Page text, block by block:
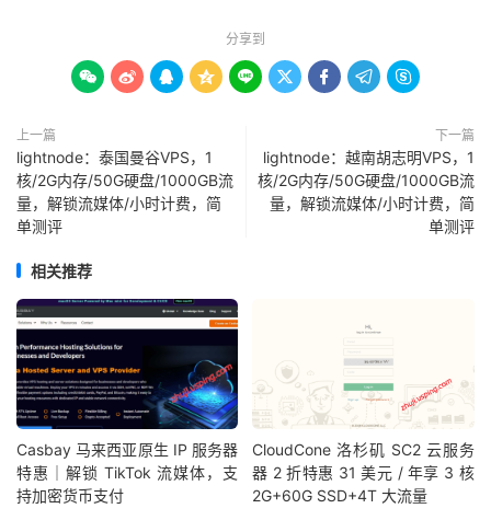
分享到
        
上一篇
lightnode：泰国曼谷VPS，1
核/2G内存/50G硬盘/1000GB流
量，解锁流媒体/小时计费，简
单测评
下一篇
lightnode：越南胡志明VPS，1
核/2G内存/50G硬盘/1000GB流
量，解锁流媒体/小时计费，简
单测评
相关推荐
Casbay 马来西亚原生 IP 服务器
特惠｜解锁 TikTok 流媒体，支
持加密货币支付
CloudCone 洛杉矶 SC2 云服务
器 2 折特惠 31 美元 / 年享 3 核
2G+60G SSD+4T 大流量